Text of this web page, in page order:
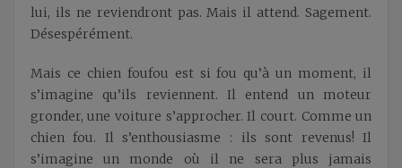
lui, ils ne reviendront pas. Mais il attend. Sagement.
Désespérément.
Mais ce chien foufou est si fou qu’à un moment, il
s’imagine qu’ils reviennent. Il entend un moteur
gronder, une voiture s’approcher. Il court. Comme un
chien fou. Il s’enthousiasme : ils sont revenus! Il
s’imagine un monde où il ne sera plus jamais